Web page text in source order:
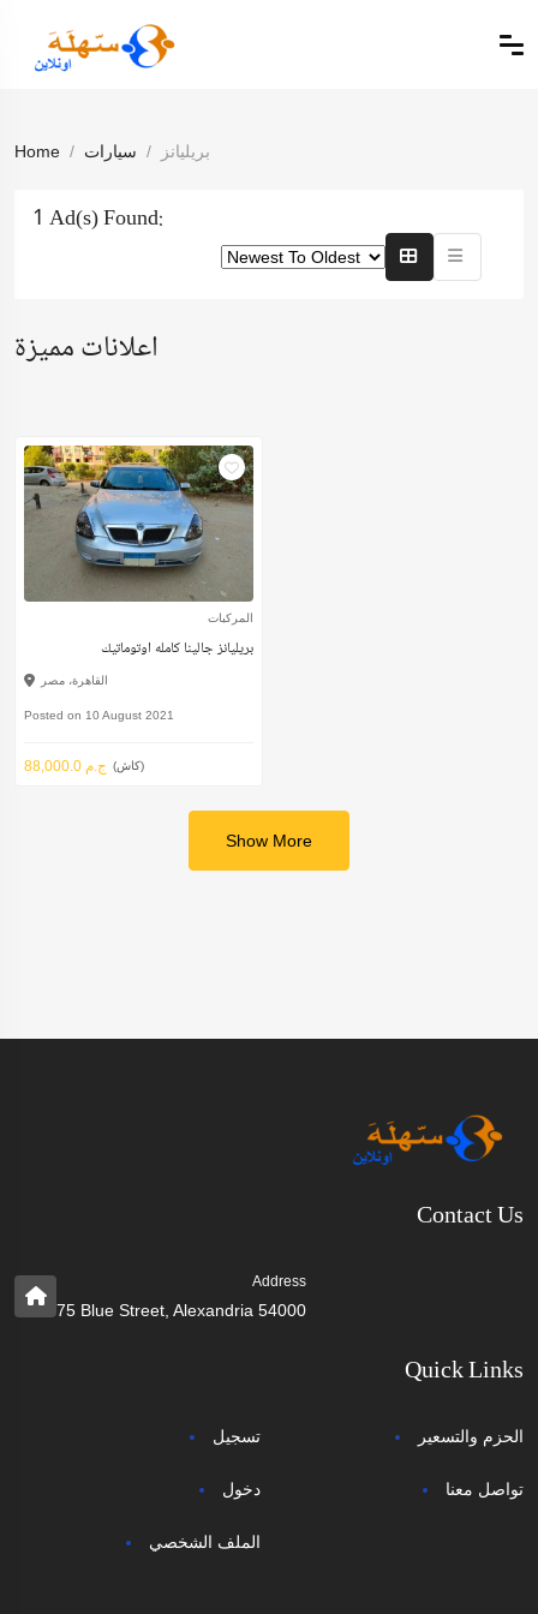
Home سيارات بريليانز
1 Ad(s) Found:
اعلانات مميزة
المركبات
بريليانز جالينا كامله اوتوماتيك
القاهرة، مصر
Posted on 10 August 2021
88,000.0 ج.م (كاش)
Show More
Contact Us
Address
75 Blue Street, Alexandria 54000
Quick Links
تسجيل
دخول
الملف الشخصي
الحزم والتسعير
تواصل معنا